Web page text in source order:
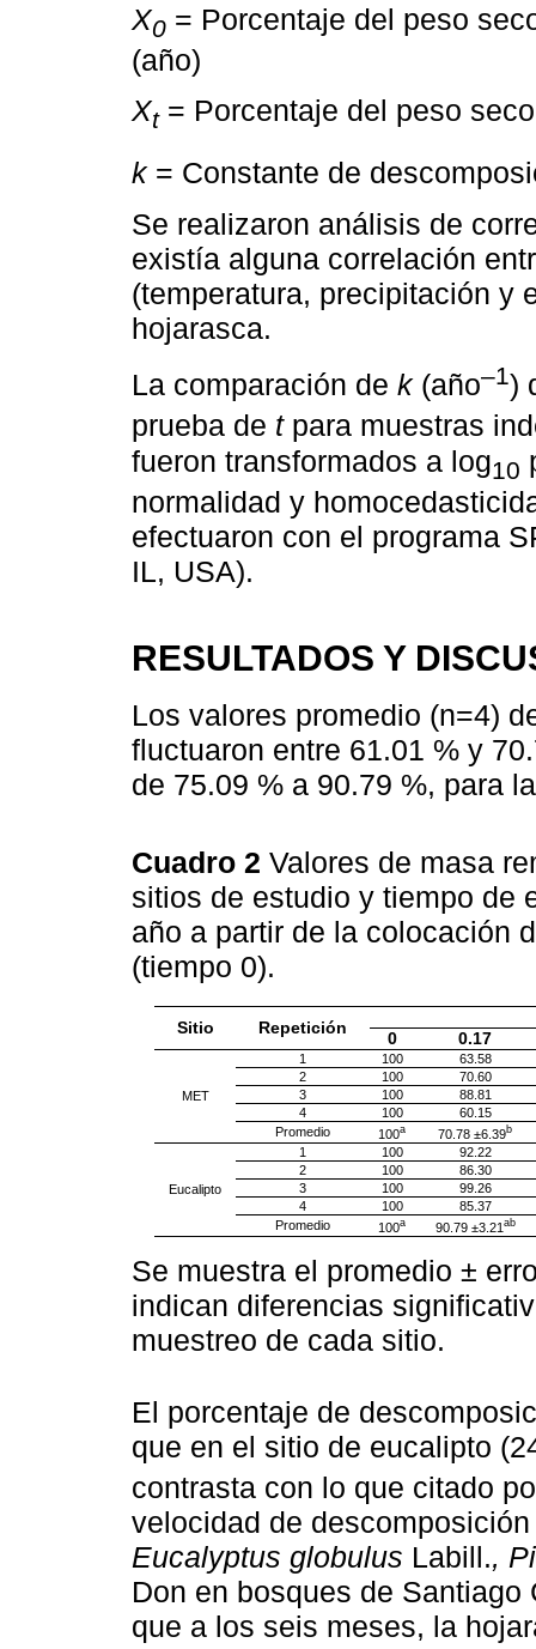
X0 = Porcentaje del peso
(año)
Xt= Porcentaje del peso
k= Constante de
Se realizaron análisis de
existía alguna correlación
(temperatura, precipitación y
hojarasca.
La comparación de k(año‒1)
prueba de tpara muestras
fueron transformados a log10
normalidad y
efectuaron con el programa
IL, USA).
RESULTADOS Y
Los valores promedio (n=4)
fluctuaron entre 61.01 % y
de 75.09 % a 90.79 %, para
Cuadro 2 Valores de masa
sitios de estudio y tiempo de
año a partir de la colocación
(tiempo 0).
Sitio Repetición
0 0.17
MET
1 100
63.58
2
100
70.60
3
100
88.81
4
100
60.15
Promedio
100a 70.78 ±6.39b
Eucalipto
1 100
92.22
2
100
86.30
3
100
99.26
4
100
85.37
Promedio
100a 90.79 ±3.21 ab
Se muestra el promedio ±
indican diferencias
muestreo de cada sitio.
El porcentaje de
que en el sitio de eucalipto
contrasta con lo que citado
velocidad de
Eucalyptus globulus Labill.,
Don en bosques de
que a los seis meses, la